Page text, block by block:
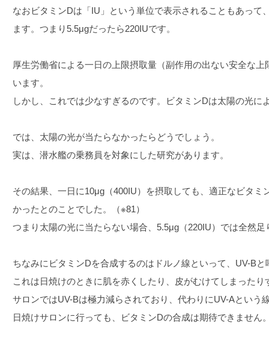
なおビタミンDは「IU」という単位で表示されることもあって
ます。つまり5.5μgだったら220IUです。
厚生労働省による一日の上限摂取量（副作用の出ない安全な
います。
しかし、これでは少なすぎるのです。ビタミンDは太陽の光に
では、太陽の光が当たらなかったらどうでしょう。
実は、潜水艦の乗務員を対象にした研究があります。
その結果、一日に10μg（400IU）を摂取しても、適正なビタミ
かったとのことでした。（※81）
つまり太陽の光に当たらない場合、5.5μg（220IU）では全然足
ちなみにビタミンDを合成するのはドルノ線といって、UV-B
これは日焼けのときに肌を赤くしたり、皮がむけてしまった
サロンではUV-Bは極力減らされており、代わりにUV-Aという
日焼けサロンに行っても、ビタミンDの合成は期待できません